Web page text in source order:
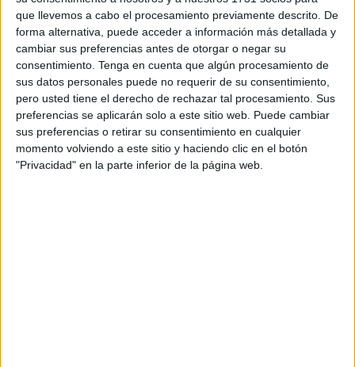
que llevemos a cabo el procesamiento previamente descrito. De
forma alternativa, puede acceder a información más detallada y
cambiar sus preferencias antes de otorgar o negar su
consentimiento. Tenga en cuenta que algún procesamiento de
sus datos personales puede no requerir de su consentimiento,
pero usted tiene el derecho de rechazar tal procesamiento. Sus
preferencias se aplicarán solo a este sitio web. Puede cambiar
sus preferencias o retirar su consentimiento en cualquier
momento volviendo a este sitio y haciendo clic en el botón
"Privacidad" en la parte inferior de la página web.
estarán protegidos frente al despido
POR ISABEL JIMÉNEZ 27/07/2026 2
Caso Obimasa: proponen el cese de Fernando
Ramos para cortar la polémica
POR CARMEN ECHARRI 27/07/2026 9
UGT condena la agresión al trabajador del
parking de Parque Ceuta y exige medidas
urgentes de seguridad